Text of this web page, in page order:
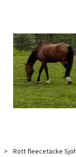
Rött fleecetäcke